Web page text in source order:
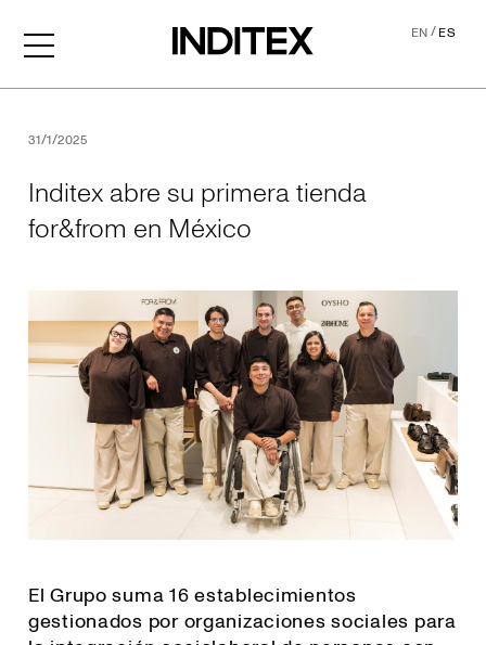
EN/ES
31/1/2025
Inditex abre su primera tienda
for&from en México
El Grupo suma 16 establecimientos
gestionados por organizaciones sociales para